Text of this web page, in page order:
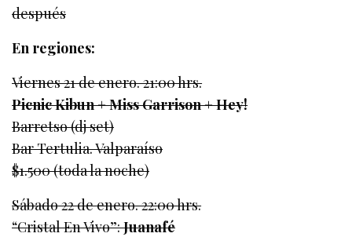
después
En regiones:
Viernes 21 de enero. 21:00 hrs.
Picnic Kibun + Miss Garrison + Hey!
Barretso (dj set)
Bar Tertulia. Valparaíso
$1.500 (toda la noche)
Sábado 22 de enero. 22:00 hrs.
“Cristal En Vivo”:Juanafé